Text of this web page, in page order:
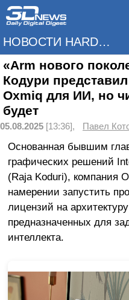
НОВОСТИ HARDWARE
«Arm нового
Кодури
Oxmiq для ИИ, но
будет
05.08.2025 [13:36], Павел
Основанная бывшим
графических решений
(Raja Koduri), компания
намерении запустить
лицензий на
предназначенных для
интеллекта.